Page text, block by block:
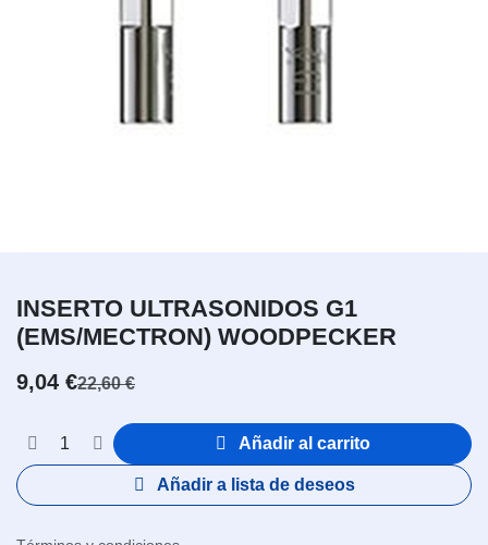
INSERTO ULTRASONIDOS G1
(EMS/MECTRON) WOODPECKER
9,04 €22,60€
Añadir al carrito
Añadir a lista de deseos